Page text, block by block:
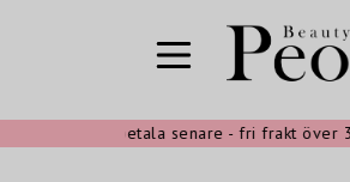
nu, betala senare - fri frakt över 399:-